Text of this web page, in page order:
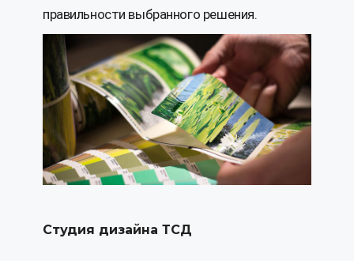
правильности выбранного решения.
Студия дизайна ТСД